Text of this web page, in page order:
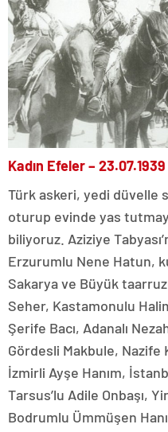
Kadın Efeler – 23.07.1939
Türk askeri, yedi düvelle
oturup evinde yas
biliyoruz. Aziziye
Erzurumlu Nene Hatun,
Sakarya ve Büyük
Seher, Kastamonulu
Şerife Bacı, Adanalı
Gördesli Makbule, Nazife
İzmirli Ayşe Hanım,
Tarsus’lu Adile Onbaşı,
Bodrumlu Ümmüşen